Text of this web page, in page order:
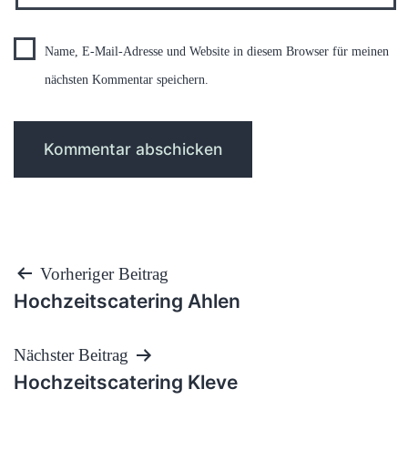
Name, E-Mail-Adresse und Website in diesem Browser für meinen
nächsten Kommentar speichern.
Beitragsnavigation
Vorheriger Beitrag
Hochzeitscatering Ahlen
Nächster Beitrag
Hochzeitscatering Kleve